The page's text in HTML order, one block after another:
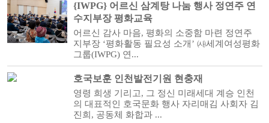
{IWPG} 어르신 삼계탕 나눔 행사 정연주 연
수지부장 평화교육
어르신 감사 마음, 평화의 소중함 마련 정연주
지부장 ‘평화활동 필요성 소개’ ㈔세계여성평화
그룹(IWPG) 연...
호국보훈 인천발전기원 현충재
영령 희생 기리고, 그 정신 미래세대 계승 인천
의 대표적인 호국문화 행사 자리매김 사회자 김
진희, 공동체 화합과 ...